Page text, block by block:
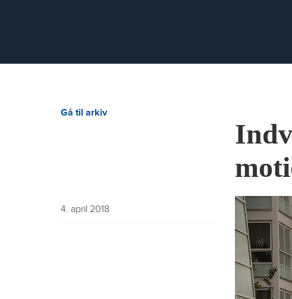
Gå til arkiv
4. april 2018